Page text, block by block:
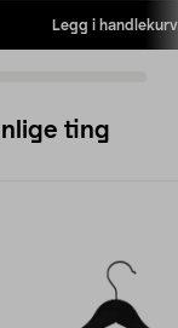
Legg i handlekurv
ting